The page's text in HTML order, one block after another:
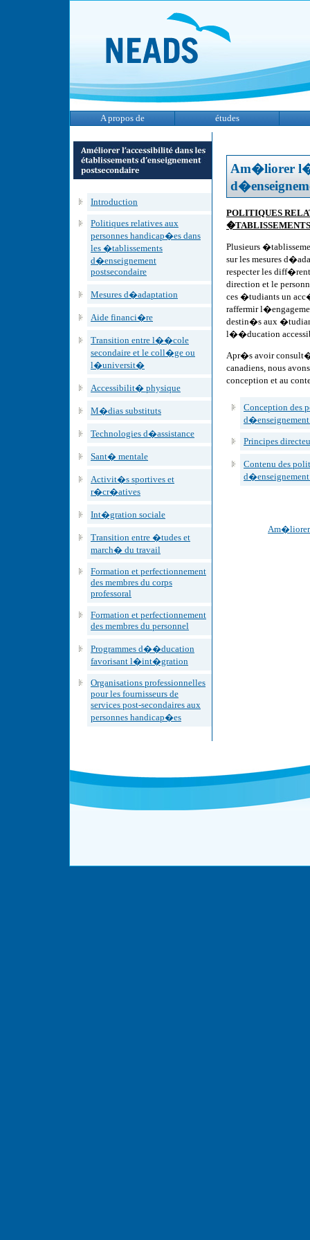
A propos de études
Introduction
Politiques relatives aux
personnes handicap�es dans
les �tablissements
d�enseignement
postsecondaire
Mesures d�adaptation
Aide financi�re
Transition entre l��cole
secondaire et le coll�ge ou
l�universit�
Accessibilit� physique
M�dias substituts
Technologies d�assistance
Sant� mentale
Activit�s sportives et
r�cr�atives
Int�gration sociale
Transition entre �tudes et
march� du travail
Formation et perfectionnement
des membres du corps
professoral
Formation et perfectionnement
des membres du personnel
Programmes d��ducation
favorisant l�int�gration
Organisations professionnelles
pour les fournisseurs de
services post-secondaires aux
personnes handicap�es
Am�liorer
POLITIQUES
Plusieurs
sur les mesures
respecter les
direction et le
ces �tudiants un
raffermir
destin�s aux
l��ducation
Apr�s avoir
canadiens, nous
conception et au
Conception des
d�enseignement
Principes
Contenu des
d�enseignement
Am�liorer